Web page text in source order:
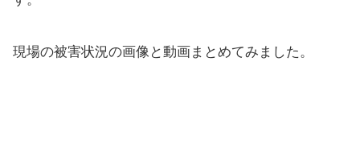
現場の被害状況の画像と動画まとめてみました。